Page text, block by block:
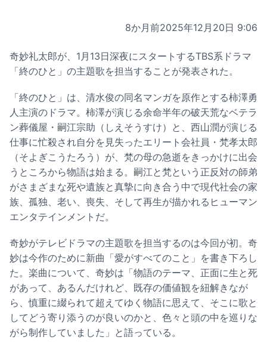
8か月前2025年12月20日 9:06
奇妙礼太郎が、1月13日深夜にスタートするTBS系ドラマ
「終のひと」の主題歌を担当することが発表された。
「終のひと」は、清水俊の同名マンガを原作とする柿澤勇
人主演のドラマ。柿澤が演じる余命半年の破天荒なベテラ
ン葬儀屋・嗣江宗助（しえそうすけ）と、西山潤が演じる
仕事に忙殺され自分を見失ったエリート会社員・梵孝太郎
（そよぎこうたろう）が、梵の母の急逝をきっかけに出会
うところから物語は始まる。嗣江と梵という正反対の師弟
がさまざまな死や遺族と真摯に向き合う中で現代社会の家
族、孤独、老い、喪失、そして再生が描かれるヒューマン
エンタテインメントだ。
奇妙がテレビドラマの主題歌を担当するのは今回が初。奇
妙は今作のために新曲「愛がすべてのこと」を書き下ろし
た。楽曲について、奇妙は「物語のテーマ、正面に生と死
があって、あるんだけれど、既存の価値観を紐解きなが
ら、慎重に綴られて超えてゆく物語に思えて、そこに歌と
してどう寄り添うのが良いのかと、色々と頭の中を巡りな
がら制作していました」と語っている。